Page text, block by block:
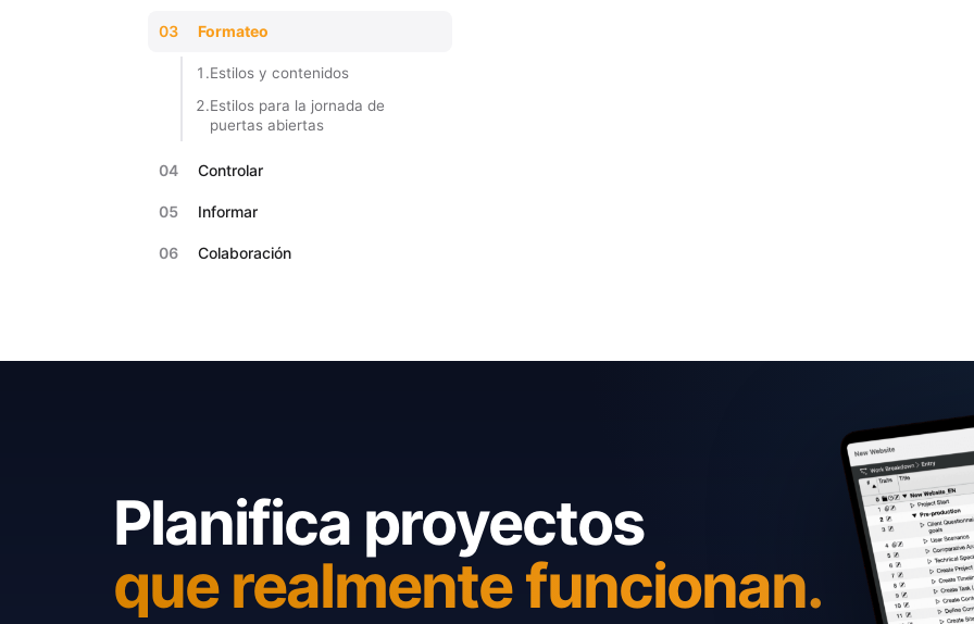
03 Formateo
1.Estilos y contenidos
2.Estilos para la jornada de
puertas abiertas
04 Controlar
05 Informar
06 Colaboración
Planifica proyectos
que realmente funcionan.